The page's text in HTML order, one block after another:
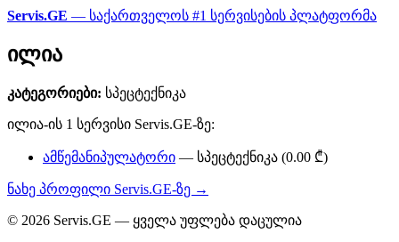
Servis.GE — საქართველოს #1 სერვისების პლატფორმა
ილია
კატეგორიები: სპეცტექნიკა
ილია-ის 1 სერვისი Servis.GE-ზე:
ამწემანიპულატორი — სპეცტექნიკა (0.00 ₾)
ნახე პროფილი Servis.GE-ზე →
© 2026 Servis.GE — ყველა უფლება დაცულია